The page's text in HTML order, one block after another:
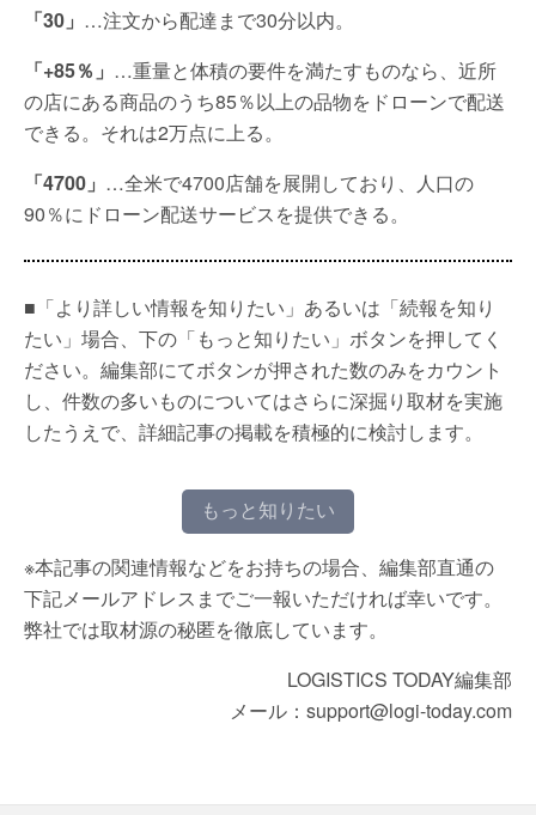
「30」 …注文から配達まで30分以内。
「+85％」 …重量と体積の要件を満たすものなら、近所
の店にある商品のうち85％以上の品物をドローンで配送
できる。それは2万点に上る。
「4700」 …全米で4700店舗を展開しており、人口の
90％にドローン配送サービスを提供できる。
■「より詳しい情報を知りたい」あるいは「続報を知り
たい」場合、下の「もっと知りたい」ボタンを押してく
ださい。編集部にてボタンが押された数のみをカウント
し、件数の多いものについてはさらに深掘り取材を実施
したうえで、詳細記事の掲載を積極的に検討します。
もっと知りたい
※本記事の関連情報などをお持ちの場合、編集部直通の
下記メールアドレスまでご一報いただければ幸いです。
弊社では取材源の秘匿を徹底しています。
LOGISTICS TODAY編集部
メール：support@logi-today.com